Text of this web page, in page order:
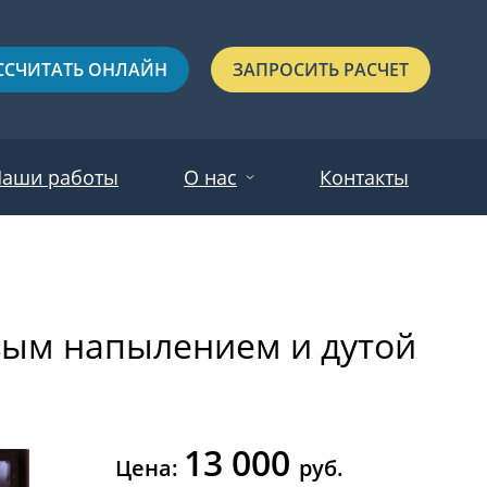
ОНЛАЙН ЗАПРОСИТЬ РАСЧЕТ
С выдавленным рисунком
работы О нас Контакты
напылением и дутой
Цена: 13 000 руб.